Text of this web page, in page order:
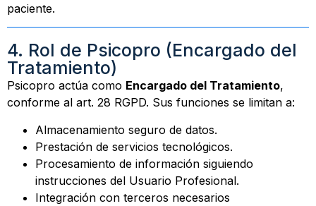
paciente.
4. Rol de Psicopro (Encargado del
Tratamiento)
Psicopro actúa como Encargado del Tratamiento,
conforme al art. 28 RGPD. Sus funciones se limitan a:
Almacenamiento seguro de datos.
Prestación de servicios tecnológicos.
Procesamiento de información siguiendo
instrucciones del Usuario Profesional.
Integración con terceros necesarios